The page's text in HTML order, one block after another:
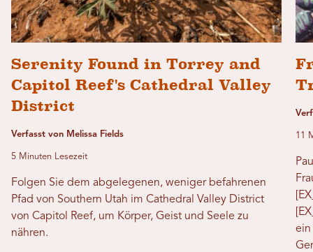
Serenity Found in Torrey and
Capitol Reef's Cathedral Valley
District
Verfasst von Melissa Fields
5 Minuten Lesezeit
Folgen Sie dem abgelegenen, weniger befahrenen
Pfad von Southern Utah im Cathedral Valley District
von Capitol Reef, um Körper, Geist und Seele zu
nähren.
11
ein